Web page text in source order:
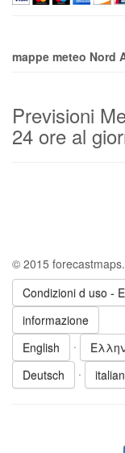
mappe meteo Nord
Previsioni
24 ore al
© 2015
Condizioni d uso -
informazione
English
·
Deutsch
·